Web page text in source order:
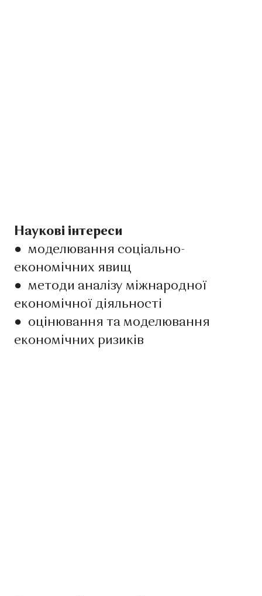
Наукові інтереси
● моделювання соціально-
економічних явищ
● методи аналізу міжнародної
економічної діяльності
● оцінювання та моделювання
економічних ризиків